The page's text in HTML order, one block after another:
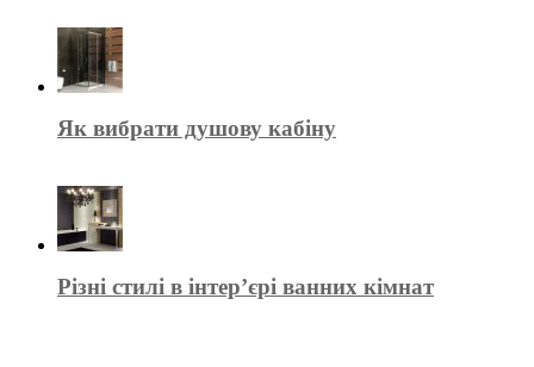
Як вибрати душову кабіну
Різні стилі в інтер’єрі ванних кімнат